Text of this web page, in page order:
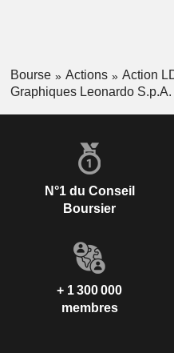
Bourse Actions
Action
Graphiques Leonardo S.p.A.
N°1 du Conseil
Boursier
+ 1 300 000
membres